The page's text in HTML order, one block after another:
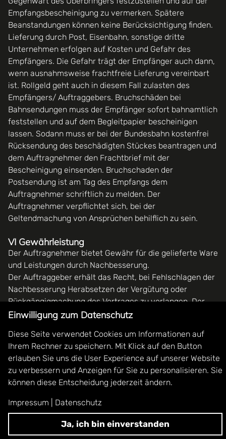
Empfangsbescheinigung zu vermerken. Spätere
Beanstandungen können keine Berücksichtigung finden.
Lieferung durch Post, Eisenbahn, sonstige dritte
Unternehmen erfolgen auf Kosten und Gefahr des
Empfängers. Die Gefahr trägt der Empfänger auch dann,
wenn ausnahmsweise frachtfreie Lieferung vereinbart
ist. Rollgeld geht auch in diesem Fall zulasten des
Empfängers/ Auftraggebers. Bruchschäden bei
Bahnsendungen muss der Empfänger sofort bahnamtlich
feststellen und auf dem Begleitpapier bescheinigen
lassen. Sodann muss er bei der Bundesbahn kostenfrei
Rücksendung des beschädigten Stückes beantragen und
dem Auftragnehmer den Frachtbrief mit der
Bescheinigung einsenden. Bruchschaden der
Postsendung ist am Tag des Empfangs dem
Auftragnehmer schriftlich zu melden. Der
Auftragnehmer verpflichtet sich, bei der
Geltendmachung von Ansprüchen behilflich zu sein.
VI Gewährleistung
Der Auftragnehmer bietet Gewähr für die gelieferte Ware
und Leistungen durch Nachbesserung.
Der Auftraggeber erhält das Recht, bei Fehlschlagen der
Nachbesserung Herabsetzen der Vergütung oder
Rückgängigmachung des Vertrages zu verlangen. Der
Auftraggeber hat offensichtliche Mängel innerhalb einer
Auftragnehmer gegenüber schriftlich anzuzeigen.
VII Haftung
1. Schadensersatzansprüche aus positiver
Vertragsverletzung (Forderungsverletzung), Verschulden
bei Vertragsverhandlungen und unerlaubter Handlung
sind gegen den Auftragnehmer, seine gesetzlichen
Vertreter sowie gegen seine Erfüllungs- bzw.
Einwilligung zum Datenschutz
Diese Seite verwendet Cookies um Informationen auf
Ihrem Rechner zu speichern. Mit Klick auf den Button
erlauben Sie uns die User Experience auf unserer Website
zu verbessern und Anzeigen für Sie zu personalisieren. Sie
können diese Entscheidung jederzeit ändern.
Impressum Datenschutz
Ja, ich bin einverstanden